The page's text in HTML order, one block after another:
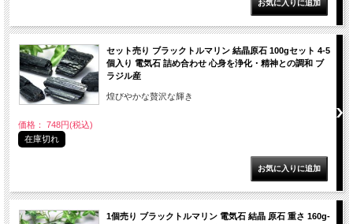
セット売り ブラックトルマリン 結晶原石 100gセット 4-5
個入り 電気石 詰め合わせ 心身を浄化・精神との調和 ブ
ラジル産
煌びやかな贅沢な輝き
価格： 748円(税込)
在庫切れ
1個売り ブラックトルマリン 電気石 結晶 原石 重さ 160g-